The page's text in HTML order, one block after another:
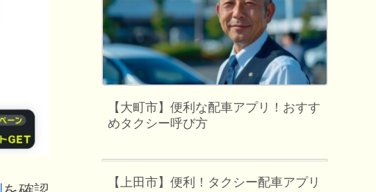
【大町市】便利な配車アプリ！おすす
めタクシー呼び方
【上田市】便利！タクシー配車アプリ